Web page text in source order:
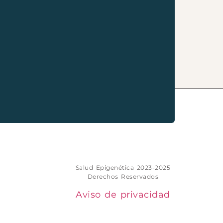
Salud Epigenética 2023-2025
Derechos Reservados
Aviso de privacidad